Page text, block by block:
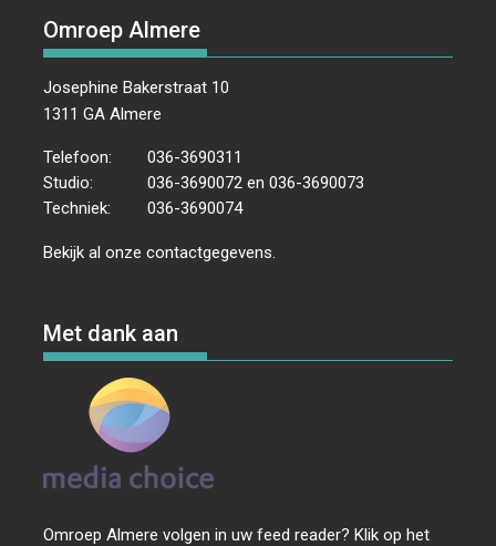
Omroep Almere
Josephine Bakerstraat 10
1311 GA Almere
Telefoon:
036-3690311
Studio:
036-3690072 en 036-3690073
Techniek:
036-3690074
Bekijk al onzecontactgegevens
Met dank aan
Omroep Almere volgen in uw feed reader? Klik op het